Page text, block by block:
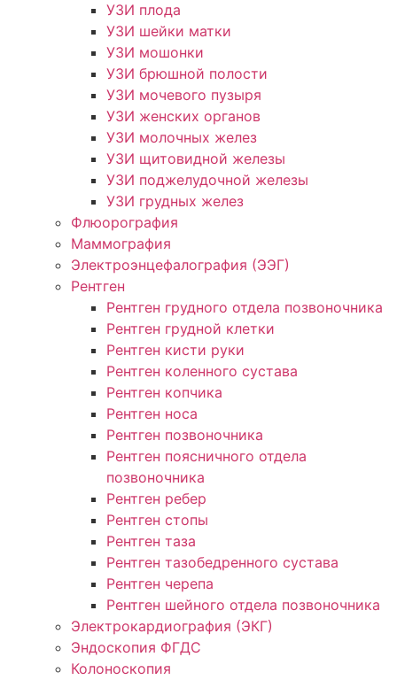
УЗИ плода
УЗИ шейки матки
УЗИ мошонки
УЗИ брюшной полости
УЗИ мочевого пузыря
УЗИ женских органов
УЗИ молочных желез
УЗИ щитовидной железы
УЗИ поджелудочной железы
УЗИ грудных желез
Флюорография
Маммография
Электроэнцефалография (ЭЭГ)
Рентген
Рентген грудного отдела позвоночника
Рентген грудной клетки
Рентген кисти руки
Рентген коленного сустава
Рентген копчика
Рентген носа
Рентген позвоночника
Рентген поясничного отдела
позвоночника
Рентген ребер
Рентген стопы
Рентген таза
Рентген тазобедренного сустава
Рентген черепа
Рентген шейного отдела позвоночника
Электрокардиография (ЭКГ)
Эндоскопия ФГДС
Колоноскопия